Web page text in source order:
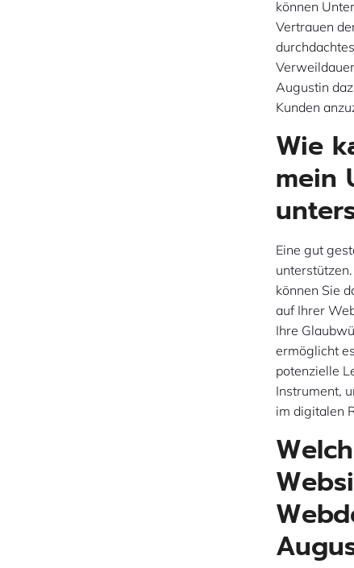
können
Vertrauen
Augustin
Kunden
Wie
mein
Eine gut
können Sie
auf Ihrer
Ihre
ermöglicht
potenzielle
Instrument,
im digitalen